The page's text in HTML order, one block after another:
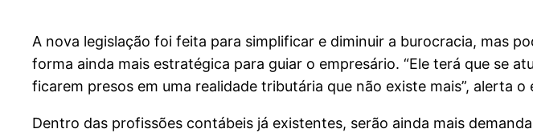
A nova legislação foi feita para simplificar e diminuir a burocracia, mas
forma ainda mais estratégica para guiar o empresário. “Ele terá que se
ficarem presos em uma realidade tributária que não existe mais”, alerta
Dentro das profissões contábeis já existentes, serão ainda mais